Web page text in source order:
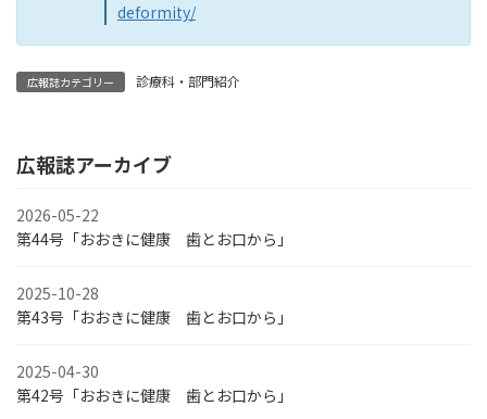
deformity/
広報誌カテゴリー 診療科・部門紹介
広報誌アーカイブ
2026-05-22
第44号「おおきに健康 歯とお口から」
2025-10-28
第43号「おおきに健康 歯とお口から」
2025-04-30
第42号「おおきに健康 歯とお口から」